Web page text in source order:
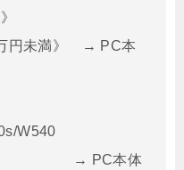
円未満》 → PC本
W540
体